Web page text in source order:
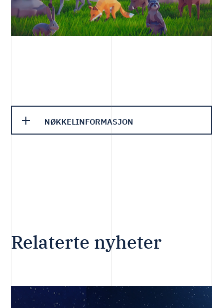
NØKKELINFORMASJON
Relaterte nyheter